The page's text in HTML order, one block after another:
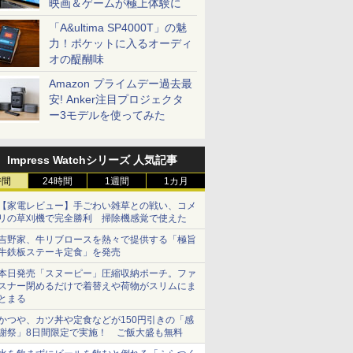
映画＆ゲームが極上体験に
「A&ultima SP4000T」の魅
力！ポケットに入るオーディ
オの醍醐味
Amazon プライムデー過去最
安! Anker注目プロジェクタ
ー3モデルを使ってみた
Impress Watchシリーズ 人気記事
24時間 1週間 1カ月
家電レビュー】手ごわい雑草との戦い、コメ
の草刈機で完全勝利 掃除機感覚で使えた
野家、牛リブロースを熱々で提供する「極旨
鉄板ステーキ定食」を発売
日発売「スヌーピー」圧縮収納ポーチ。ファ
ナー閉めるだけで着替えや荷物がスリムにま
まる
つや、カツ丼や定食などが150円引きの「感
祭」8日間限定で実施！ ご飯大盛も無料